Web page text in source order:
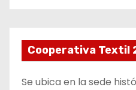
Cooperativa Textil
Se ubica en la sede